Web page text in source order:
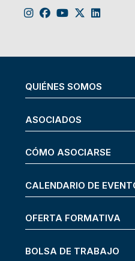
QUIÉNES SOMOS
ASOCIADOS
CÓMO ASOCIARSE
CALENDARIO DE
OFERTA FORMATIVA
BOLSA DE TRABAJO